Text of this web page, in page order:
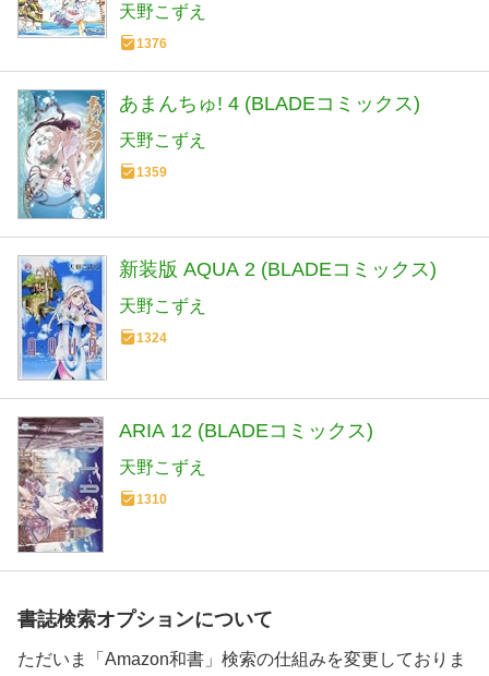
天野こずえ
1376
あまんちゅ! 4 (BLADEコミックス)
天野こずえ
1359
新装版 AQUA 2 (BLADEコミックス)
天野こずえ
1324
ARIA 12 (BLADEコミックス)
天野こずえ
1310
書誌検索オプションについて
ただいま「Amazon和書」検索の仕組みを変更しておりま